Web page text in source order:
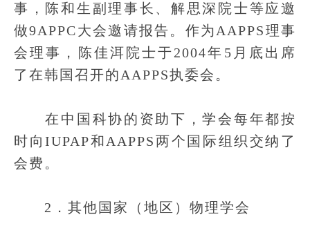
事，陈和生副理事长、解思深院士等应邀
做9APPC大会邀请报告。作为AAPPS理事
会理事，陈佳洱院士于2004年5月底出席
了在韩国召开的AAPPS执委会。
在中国科协的资助下，学会每年都按
时向IUPAP和AAPPS两个国际组织交纳了
会费。
2．其他国家（地区）物理学会